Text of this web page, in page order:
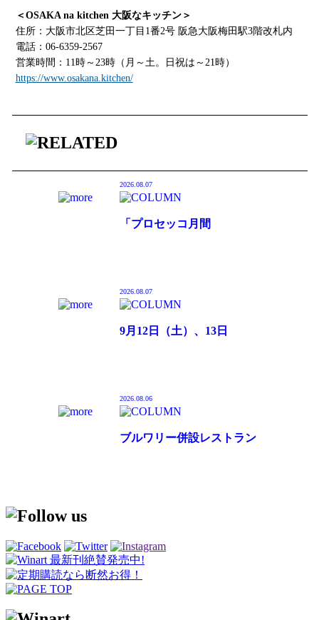
＜OSAKA na kitchen 大阪なキッチン＞
住所：大阪市北区芝田一丁目1番2号 阪急大阪梅田駅3階改札内
電話：06-6359-2567
営業時間：11時～23時（月～土。日祝は～21時）
https://www.osakana.kitchen/
2026.08.07
「プロセッコ月間
2026.08.07
9月12日（土）、13日
2026.08.06
ブルワリー併設レストラン